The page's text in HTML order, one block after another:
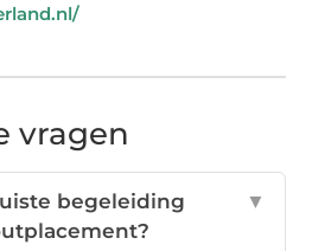
vragen
begeleiding
▼